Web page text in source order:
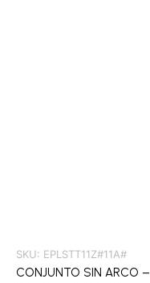
SKU: EPLSTT11Z#11A#
CONJUNTO SIN ARCO –